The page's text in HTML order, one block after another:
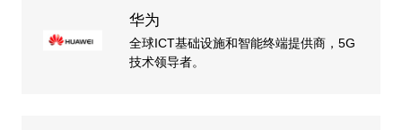
华为
全球ICT基础设施和智能终端提供商，5G
技术领导者。